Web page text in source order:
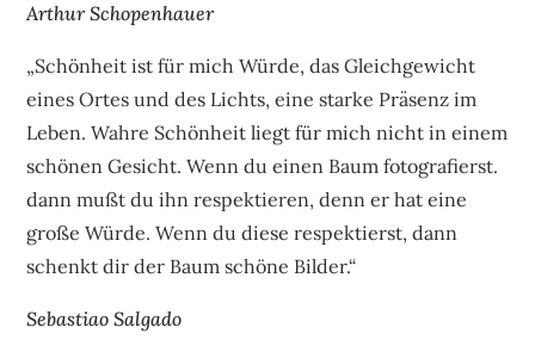
Arthur Schopenhauer
„Schönheit ist für mich Würde, das Gleichgewicht
eines Ortes und des Lichts, eine starke Präsenz im
Leben. Wahre Schönheit liegt für mich nicht in einem
schönen Gesicht. Wenn du einen Baum fotografierst.
dann mußt du ihn respektieren, denn er hat eine
große Würde. Wenn du diese respektierst, dann
schenkt dir der Baum schöne Bilder.“
Sebastiao Salgado